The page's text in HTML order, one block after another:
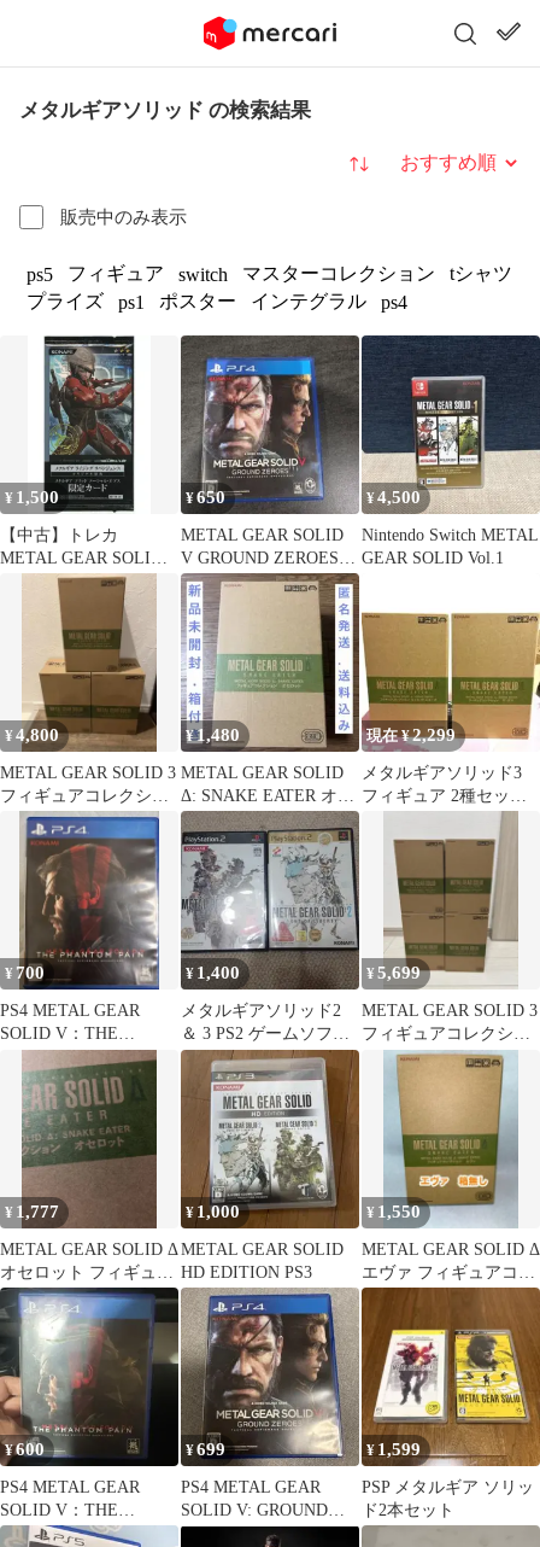
メタルギアソリッド の検索結果
販売中のみ表示
並び替え
ps5 フィギュア switch マスターコレクション
tシャツ
プライズ
ps1 ポスター インテグラル ps4
¥ 1,500
【中古】トレカ
METAL GEAR SOLID
ソーシャル・オプス シ
リアルコード付き限定
カード 「PS3ソフト メ
タルギア ライジング リ
ベンジェンス」
TSUTAYA購入特典
¥650
METAL GEAR SOLID
V GROUND ZEROES
PS4
¥4,500
Nintendo Switch METAL
GEAR SOLID Vol.1
¥4,800
METAL GEAR SOLID 3
フィギュアコレクショ
ン 3点セット
¥1,480
METAL GEAR SOLID
Δ: SNAKE EATER オセ
ロット
現在 ¥2,299
メタルギアソリッド3
フィギュア 2種セット
¥ 700
PS4 METAL GEAR
SOLID V：THE
PHANTOM PAIN…
¥ 1,400
メタルギアソリッド2
＆ 3 PS2 ゲームソフト
セット
¥5,699
METAL GEAR SOLID 3
フィギュアコレクショ
ン 4個セット
¥ 1,777
METAL GEAR SOLID Δ
オセロット フィギュア
コレクション
¥ 1,000
METAL GEAR SOLID
HD EDITION PS3
¥ 1,550
METAL GEAR SOLID Δ
エヴァ フィギュアコレ
クション 箱無し
¥600
PS4 METAL GEAR
SOLID V：THE
PHANTOM PAIN…
¥699
PS4 METAL GEAR
SOLID V: GROUND
ZEROES
¥ 1,599
PSP メタルギア ソリッ
ド2本セット